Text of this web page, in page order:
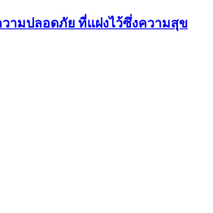
ามปลอดภัย ที่แฝงไว้ซึ่งความสุข